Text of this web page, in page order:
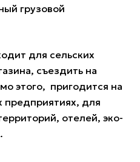
грузовой
для сельских
съездить на
этого, пригодится на
для
отелей, эко-